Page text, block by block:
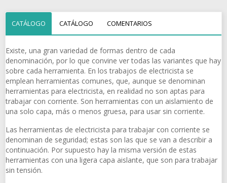
CATÁLOGO CATÁLOGO COMENTARIOS
Existe, una gran variedad de formas dentro de cada
denominación, por lo que convine ver todas las variantes que hay
sobre cada herramienta. En los trabajos de electricista se
emplean herramientas comunes, que, aunque se denominan
herramientas para electricista, en realidad no son aptas para
trabajar con corriente. Son herramientas con un aislamiento de
una solo capa, más o menos gruesa, para usar sin corriente.
Las herramientas de electricista para trabajar con corriente se
denominan de seguridad; estas son las que se van a describir a
continuación. Por supuesto hay la misma versión de estas
herramientas con una ligera capa aislante, que son para trabajar
sin tensión.